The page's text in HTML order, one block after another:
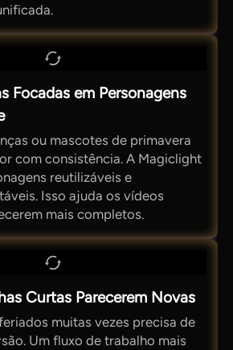
Focadas em Personagens
ou mascotes de primavera
com consistência. A Magiclight
reutilizáveis e
Isso ajuda os vídeos
mais completos.
Curtas Parecerem Novas
muitas vezes precisa de
Um fluxo de trabalho mais